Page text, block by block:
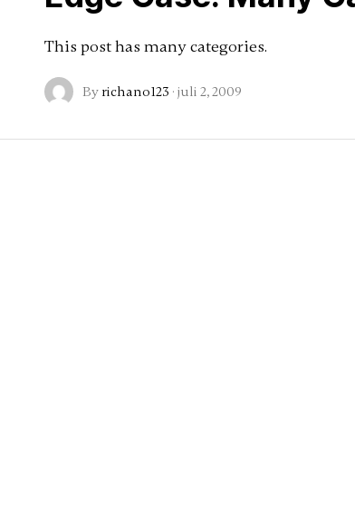
This post has many categories.
By richano123 · juli 2, 2009